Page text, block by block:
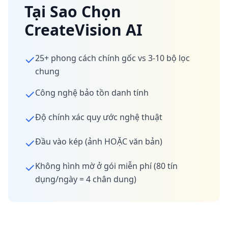
Tại Sao Chọn
CreateVision AI
✓25+ phong cách chính gốc vs 3-10 bộ lọc
chung
✓Công nghệ bảo tồn danh tính
✓Độ chính xác quy ước nghệ thuật
✓Đầu vào kép (ảnh HOẶC văn bản)
✓Không hình mờ ở gói miễn phí (80 tín
dụng/ngày = 4 chân dung)